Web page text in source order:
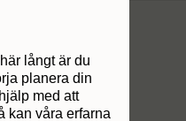
långt är du
planera din
med att
kan våra erfarna